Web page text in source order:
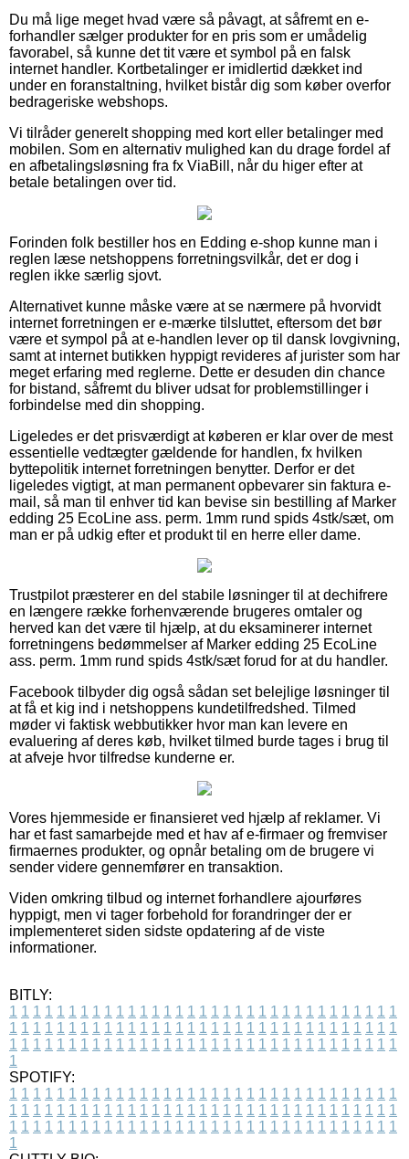
Du må lige meget hvad være så påvagt, at såfremt en e-
forhandler sælger produkter for en pris som er umådelig
favorabel, så kunne det tit være et symbol på en falsk
internet handler. Kortbetalinger er imidlertid dækket ind
under en foranstaltning, hvilket bistår dig som køber overfor
bedrageriske webshops.
Vi tilråder generelt shopping med kort eller betalinger med
mobilen. Som en alternativ mulighed kan du drage fordel af
en afbetalingsløsning fra fx ViaBill, når du higer efter at
betale betalingen over tid.
Forinden folk bestiller hos en Edding e-shop kunne man i
reglen læse netshoppens forretningsvilkår, det er dog i
reglen ikke særlig sjovt.
Alternativet kunne måske være at se nærmere på hvorvidt
internet forretningen er e-mærke tilsluttet, eftersom det bør
være et sympol på at e-handlen lever op til dansk lovgivning,
samt at internet butikken hyppigt revideres af jurister som har
meget erfaring med reglerne. Dette er desuden din chance
for bistand, såfremt du bliver udsat for problemstillinger i
forbindelse med din shopping.
Ligeledes er det prisværdigt at køberen er klar over de mest
essentielle vedtægter gældende for handlen, fx hvilken
byttepolitik internet forretningen benytter. Derfor er det
ligeledes vigtigt, at man permanent opbevarer sin faktura e-
mail, så man til enhver tid kan bevise sin bestilling af Marker
edding 25 EcoLine ass. perm. 1mm rund spids 4stk/sæt, om
man er på udkig efter et produkt til en herre eller dame.
Trustpilot præsterer en del stabile løsninger til at dechifrere
en længere række forhenværende brugeres omtaler og
herved kan det være til hjælp, at du eksaminerer internet
forretningens bedømmelser af Marker edding 25 EcoLine
ass. perm. 1mm rund spids 4stk/sæt forud for at du handler.
Facebook tilbyder dig også sådan set belejlige løsninger til
at få et kig ind i netshoppens kundetilfredshed. Tilmed
møder vi faktisk webbutikker hvor man kan levere en
evaluering af deres køb, hvilket tilmed burde tages i brug til
at afveje hvor tilfredse kunderne er.
Vores hjemmeside er finansieret ved hjælp af reklamer. Vi
har et fast samarbejde med et hav af e-firmaer og fremviser
firmaernes produkter, og opnår betaling om de brugere vi
sender videre gennemfører en transaktion.
Viden omkring tilbud og internet forhandlere ajourføres
hyppigt, men vi tager forbehold for forandringer der er
implementeret siden sidste opdatering af de viste
informationer.
BITLY:
1 1 1 1 1 1 1 1 1 1 1 1 1 1 1 1 1 1 1 1 1 1 1 1 1 1 1 1 1 1 1 1 1
1 1 1 1 1 1 1 1 1 1 1 1 1 1 1 1 1 1 1 1 1 1 1 1 1 1 1 1 1 1 1 1 1
1 1 1 1 1 1 1 1 1 1 1 1 1 1 1 1 1 1 1 1 1 1 1 1 1 1 1 1 1 1 1 1 1
1
SPOTIFY:
1 1 1 1 1 1 1 1 1 1 1 1 1 1 1 1 1 1 1 1 1 1 1 1 1 1 1 1 1 1 1 1 1
1 1 1 1 1 1 1 1 1 1 1 1 1 1 1 1 1 1 1 1 1 1 1 1 1 1 1 1 1 1 1 1 1
1 1 1 1 1 1 1 1 1 1 1 1 1 1 1 1 1 1 1 1 1 1 1 1 1 1 1 1 1 1 1 1 1
1